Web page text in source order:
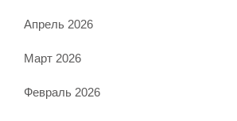
Апрель 2026
Март 2026
Февраль 2026